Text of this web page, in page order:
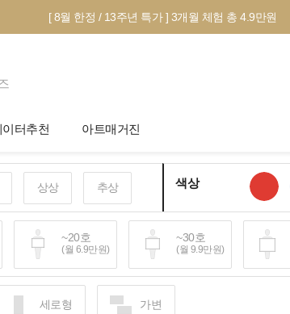
[ 8월 한정 / 13주년 특가 ] 3개월 체험 총 4.9만원
이터추천
신청
택 Tip
인테리어 Tip
아트매거진
전시 정보
미술 이야기
아트 딕셔너리
상상 추상 색상
~20호
(월 6.9만원)
~30호
(월 9.9만원)
세로형 가변